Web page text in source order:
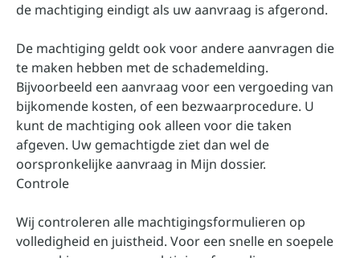
de machtiging eindigt als uw aanvraag is afgerond.
De machtiging geldt ook voor andere aanvragen die
te maken hebben met de schademelding.
Bijvoorbeeld een aanvraag voor een vergoeding van
bijkomende kosten, of een bezwaarprocedure. U
kunt de machtiging ook alleen voor die taken
afgeven. Uw gemachtigde ziet dan wel de
oorspronkelijke aanvraag in Mijn dossier.
Controle
Wij controleren alle machtigingsformulieren op
volledigheid en juistheid. Voor een snelle en soepele